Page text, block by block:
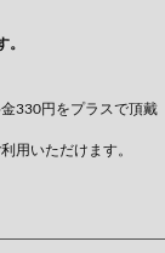
。
330円をプラスで頂戴
用いただけます。